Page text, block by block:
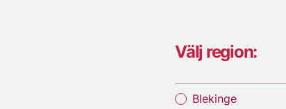
Välj region:
Blekinge